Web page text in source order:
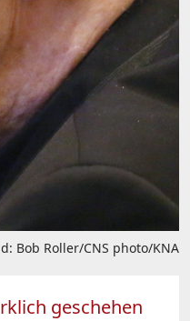
Bob Roller/CNS photo/KNA
geschehen